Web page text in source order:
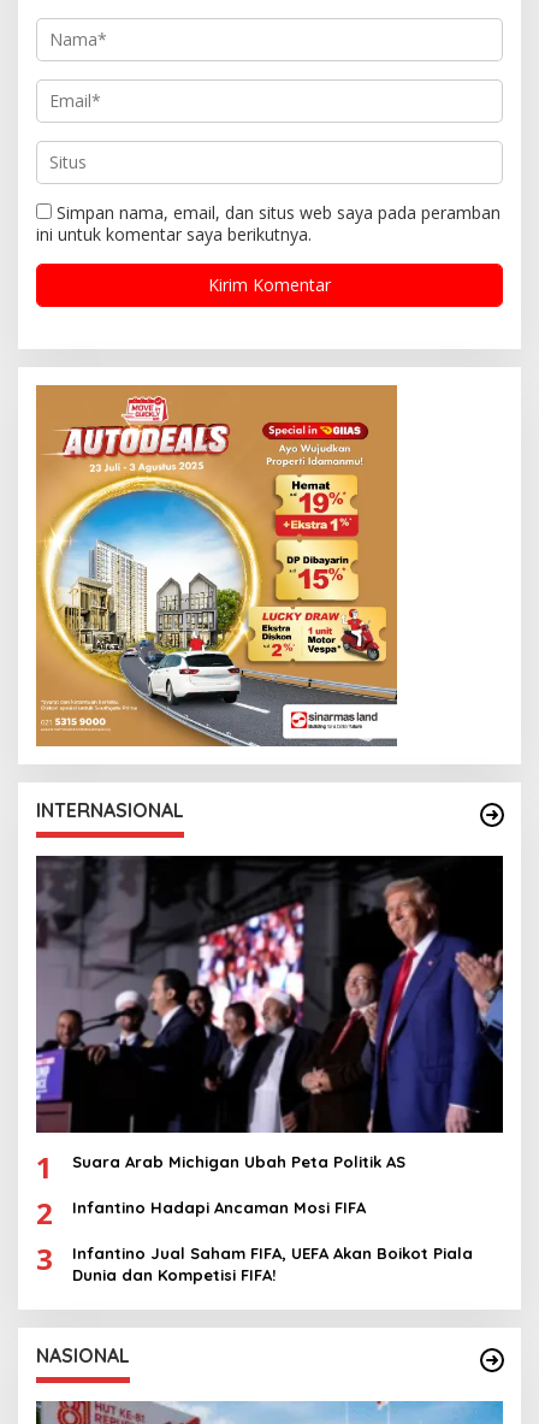
Simpan nama, email, dan situs web saya pada peramban
ini untuk komentar saya berikutnya.
INTERNASIONAL
1 Suara Arab Michigan Ubah Peta Politik AS
2 Infantino Hadapi Ancaman Mosi FIFA
3
Infantino Jual Saham FIFA, UEFA Akan Boikot Piala
Dunia dan Kompetisi FIFA!
NASIONAL